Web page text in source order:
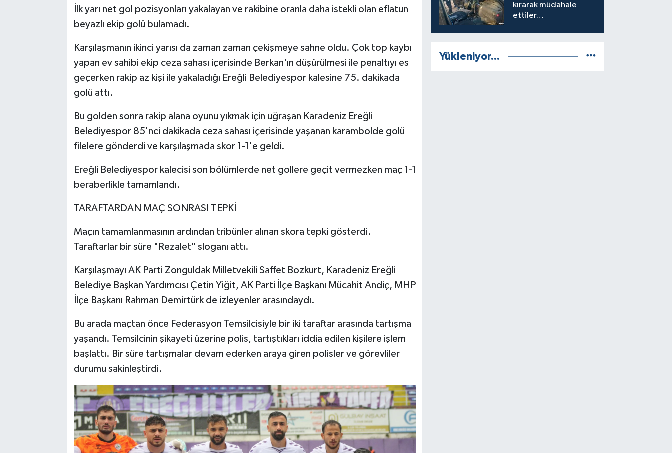
İlk yarı net gol pozisyonları yakalayan ve rakibine oranla daha istekli olan eflatun
beyazlı ekip golü bulamadı.
Karşılaşmanın ikinci yarısı da zaman zaman çekişmeye sahne oldu. Çok top kaybı
yapan ev sahibi ekip ceza sahası içerisinde Berkan'ın düşürülmesi ile penaltıyı es
geçerken rakip az kişi ile yakaladığı Ereğli Belediyespor kalesine 75. dakikada
golü attı.
Bu golden sonra rakip alana oyunu yıkmak için uğraşan Karadeniz Ereğli
Belediyespor 85'nci dakikada ceza sahası içerisinde yaşanan karambolde golü
filelere gönderdi ve karşılaşmada skor 1-1'e geldi.
Ereğli Belediyespor kalecisi son bölümlerde net gollere geçit vermezken maç 1-1
beraberlikle tamamlandı.
TARAFTARDAN MAÇ SONRASI TEPKİ
Maçın tamamlanmasının ardından tribünler alınan skora tepki gösterdi.
Taraftarlar bir süre "Rezalet" sloganı attı.
Karşılaşmayı AK Parti Zonguldak Milletvekili Saffet Bozkurt, Karadeniz Ereğli
Belediye Başkan Yardımcısı Çetin Yiğit, AK Parti İlçe Başkanı Mücahit Andiç, MHP
İlçe Başkanı Rahman Demirtürk de izleyenler arasındaydı.
Bu arada maçtan önce Federasyon Temsilcisiyle bir iki taraftar arasında tartışma
yaşandı. Temsilcinin şikayeti üzerine polis, tartıştıkları iddia edilen kişilere işlem
başlattı. Bir süre tartışmalar devam ederken araya giren polisler ve görevliler
durumu sakinleştirdi.
kırarak müdahale
ettiler…
Yükleniyor...